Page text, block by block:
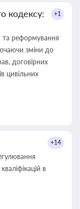
кодексу:
+1
реформування
зміни до
договірних
цивільних
+14
в